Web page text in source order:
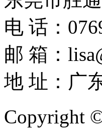
电 话：
邮 箱：
地 址：广
Copyright